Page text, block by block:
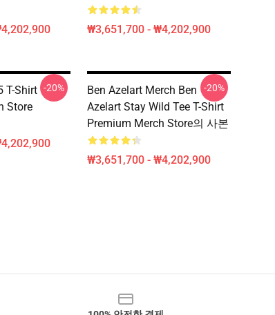
₩3,651,700 - ₩4,202,900
T-Shirt
Store
-20%
Ben Azelart Merch Ben
Azelart Stay Wild Tee T-Shirt
Premium Merch Store의 사본
₩3,651,700 - ₩4,202,900
-20%